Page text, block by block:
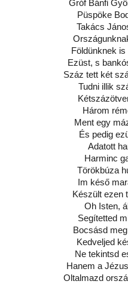
Gróf Bánfi
Püspöke
Takács
Földünknek
Ezüst, s
Száz tett két
Tudni illik
Három
Ment egy
És pedig
Adatott
Harminc
Törökbúza
Im késő
Készült ezen
Oh Isten,
Segítetted
Bocsásd
Kedveljed
Ne tekintsd
Hanem a
Oltalmazd